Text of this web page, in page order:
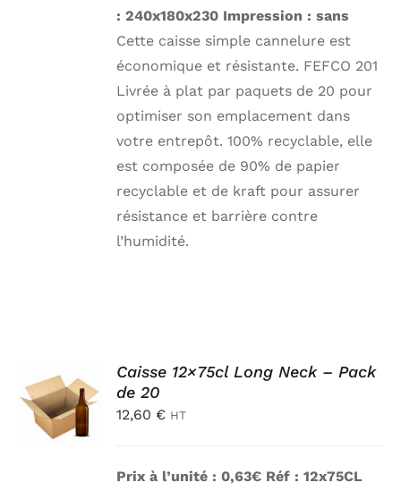
: 240x180x230 Impression : sans
Cette caisse simple cannelure est
économique et résistante. FEFCO 201
Livrée à plat par paquets de 20 pour
optimiser son emplacement dans
votre entrepôt. 100% recyclable, elle
est composée de 90% de papier
recyclable et de kraft pour assurer
résistance et barrière contre
l’humidité.
AU
PANIER
/
DÉTAILS
Caisse 12×75cl Long Neck – Pack
de 20
12,60 € HT
Prix à l’unité : 0,63€ Réf : 12x75CL